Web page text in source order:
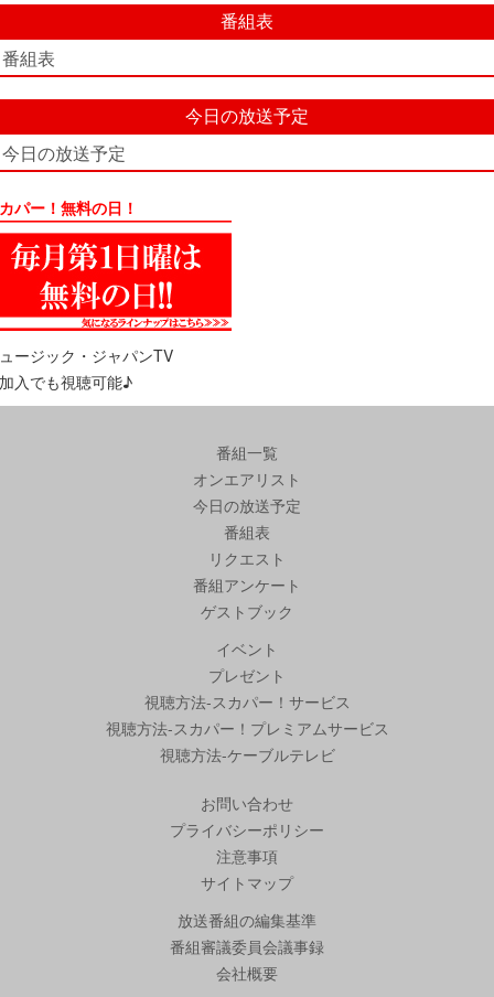
番組表
番組表
今日の放送予定
今日の放送予定
パー！無料の日！
ージック・ジャパンTV
入でも視聴可能♪
番組一覧
オンエアリスト
今日の放送予定
番組表
リクエスト
番組アンケート
ゲストブック
イベント
プレゼント
視聴方法-スカパー！サービス
視聴方法-スカパー！プレミアムサービス
視聴方法-ケーブルテレビ
お問い合わせ
プライバシーポリシー
注意事項
サイトマップ
放送番組の編集基準
番組審議委員会議事録
会社概要